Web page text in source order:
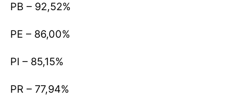
PB – 92,52%
PE – 86,00%
PI – 85,15%
PR – 77,94%